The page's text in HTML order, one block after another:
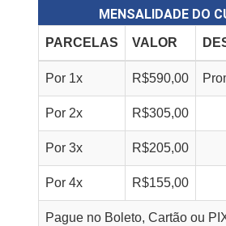
MENSALIDADE DO
PARCELAS VALOR
Por 1x R$590,00
Por 2x R$305,00
Por 3x R$205,00
Por 4x R$155,00
Pague no Boleto, Cartão ou